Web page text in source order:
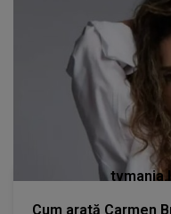
Cum arată Carmen